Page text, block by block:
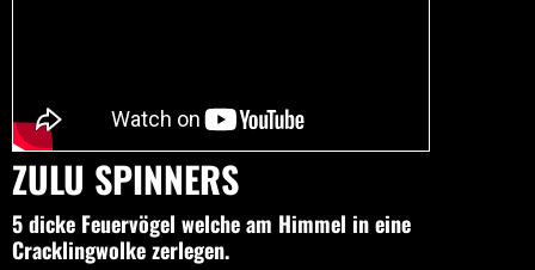
ZULU SPINNERS
5 dicke Feuervögel welche am Himmel in eine
Cracklingwolke zerlegen.